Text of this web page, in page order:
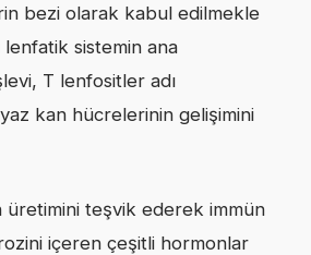
bezi olarak kabul edilmekle
sistemin ana
T lenfositler adı
kan hücrelerinin gelişimini
üretimini teşvik ederek immün
içeren çeşitli hormonlar